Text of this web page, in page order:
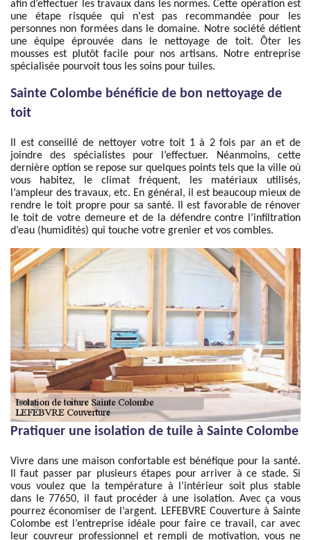
afin d’effectuer les travaux dans les normes. Cette opération est
une étape risquée qui n'est pas recommandée pour les
personnes non formées dans le domaine. Notre société détient
une équipe éprouvée dans le nettoyage de toit. Ôter les
mousses est plutôt facile pour nos artisans. Notre entreprise
spécialisée pourvoit tous les soins pour tuiles.
Sainte Colombe bénéficie de bon nettoyage de
toit
Il est conseillé de nettoyer votre toit 1 à 2 fois par an et de
joindre des spécialistes pour l’effectuer. Néanmoins, cette
dernière option se repose sur quelques points tels que la ville où
vous habitez, le climat fréquent, les matériaux utilisés,
l’ampleur des travaux, etc. En général, il est beaucoup mieux de
rendre le toit propre pour sa santé. Il est favorable de rénover
le toit de votre demeure et de la défendre contre l’infiltration
d’eau (humidités) qui touche votre grenier et vos combles.
Pratiquer une isolation de tuile à Sainte Colombe
Vivre dans une maison confortable est bénéfique pour la santé.
Il faut passer par plusieurs étapes pour arriver à ce stade. Si
vous voulez que la température à l’intérieur soit plus stable
dans le 77650, il faut procéder à une isolation. Avec ça vous
pourrez économiser de l’argent. LEFEBVRE Couverture à Sainte
Colombe est l’entreprise idéale pour faire ce travail, car avec
leur couvreur professionnel et rempli de motivation, vous ne